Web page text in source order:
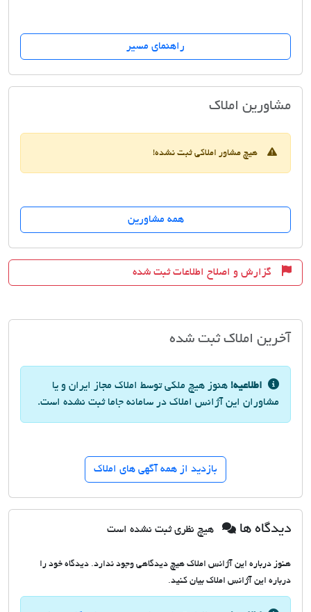
راهنمای مسیر
مشاورین املاکاملاک مجاز ایران
هیچ مشاور املاکی ثبت نشده!
همه مشاورین
گزارش و اصلاح اطلاعات ثبت شده
آخرین املاک ثبت شده
اطلاعیه! هنوز هیچ ملکی توسط املاک مجاز ایران و یا
مشاوران این آژانس املاک در سامانه جاما ثبت نشده است.
بازدید از همه آگهی های املاک
دیدگاه ها هیچ نظری ثبت نشده است
هنوز درباره این آژانس املاک هیچ دیدگاهی وجود ندارد. دیدگاه خود را
درباره این آژانس املاک بیان کنید.